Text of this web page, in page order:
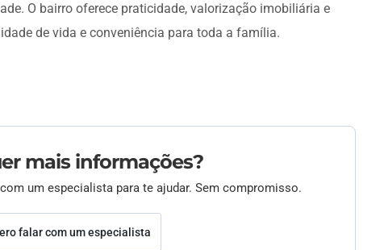
O bairro oferece praticidade, valorização imobiliária e
de vida e conveniência para toda a família.
mais informações?
um especialista para te ajudar. Sem compromisso.
falar com um especialista